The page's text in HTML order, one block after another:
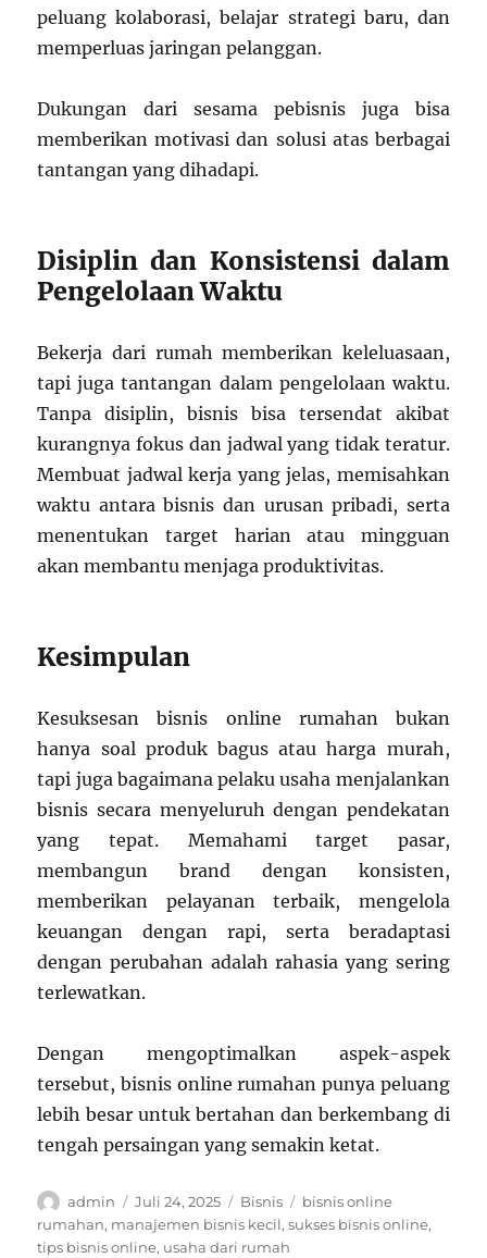
peluang kolaborasi, belajar strategi baru, dan
memperluas jaringan pelanggan.
Dukungan dari sesama pebisnis juga bisa
memberikan motivasi dan solusi atas berbagai
tantangan yang dihadapi.
Disiplin dan Konsistensi dalam
Pengelolaan Waktu
Bekerja dari rumah memberikan keleluasaan,
tapi juga tantangan dalam pengelolaan waktu.
Tanpa disiplin, bisnis bisa tersendat akibat
kurangnya fokus dan jadwal yang tidak teratur.
Membuat jadwal kerja yang jelas, memisahkan
waktu antara bisnis dan urusan pribadi, serta
menentukan target harian atau mingguan
akan membantu menjaga produktivitas.
Kesimpulan
Kesuksesan bisnis online rumahan bukan
hanya soal produk bagus atau harga murah,
tapi juga bagaimana pelaku usaha menjalankan
bisnis secara menyeluruh dengan pendekatan
yang tepat. Memahami target pasar,
membangun brand dengan konsisten,
memberikan pelayanan terbaik, mengelola
keuangan dengan rapi, serta beradaptasi
dengan perubahan adalah rahasia yang sering
terlewatkan.
Dengan mengoptimalkan aspek-aspek
tersebut, bisnis online rumahan punya peluang
lebih besar untuk bertahan dan berkembang di
tengah persaingan yang semakin ketat.
Author
admin
Posted
on
Juli 24, 2025 Categories
Bisnis Tags
bisnis online
rumahan, manajemen bisnis kecil,sukses bisnis online,
tips bisnis online, usaha dari rumah